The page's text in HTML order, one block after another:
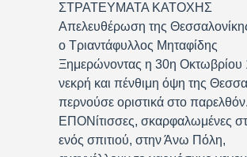
ΣΤΡΑΤΕΥΜΑΤΑ ΚΑΤΟΧΗΣ
Απελευθέρωση της
ο Τριαντάφυλλος Μηταφίδης
Ξημερώνοντας η 30η Οκτωβρίου
νεκρή και πένθιμη όψη της
περνούσε οριστικά στο
ΕΠΟΝίτισσες, σκαρφαλωμένες
ενός σπιτιού, στην Άνω Πόλη,